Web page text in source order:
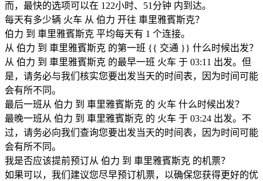
而，最快的选项可以在 122小时、51分钟 内到达。
每天有多少辆 火车 从 伯力 开往 車里雅賓斯克？
伯力 到 車里雅賓斯克 平均每天有 1 个连接。
从 伯力 到 車里雅賓斯克 的第一班 {{ 交通 }} 什么时候出发？
从 伯力 到 車里雅賓斯克 的最早一班 火车 于 03:11 出发。但
是，请务必与我们核实您要出发当天的时间表，因为时间可能
会有所不同。
最后一班从 伯力 到 車里雅賓斯克 的 火车 什么时候出发？
最晚一班从 伯力 到 車里雅賓斯克 的 火车 于 03:24 出发。不
过，请务必向我们查询您要出发当天的时间表，因为时间可能
会有所不同。
我是否应该提前预订从 伯力 到 車里雅賓斯克 的机票？
如果可以，我们建议您尽早预订机票，以确保您获得更好的优